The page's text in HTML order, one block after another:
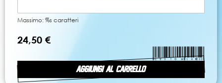
Massimo: %s caratteri
AGGIUNGI AL CARRELLO
24,50 €